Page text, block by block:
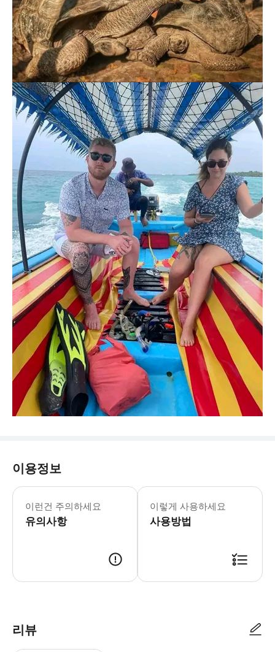
이용정보
이런건 주의하세요
유의사항
이렇게 사용하세요
사용방법
리뷰